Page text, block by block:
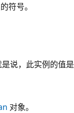
符号。
说，此实例的值是
对象。